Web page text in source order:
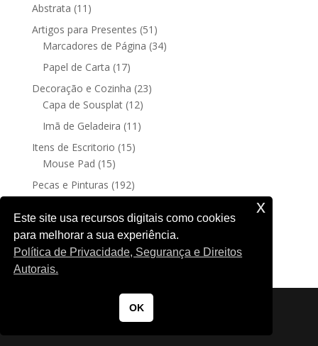
Abstrata 11 11
produtos
Artigos para Presentes 51 51
produtos
Marcadores de Página 3434
Papel de Carta 1717
produtos
Decoração e Cozinha 2323
Capa de Sousplat 1212
produtos
Imã de Geladeira 11 11
Itens de Escritorio 1515
Mouse Pad 1515
produtos
Pecas e Pinturas 192192
produtos
192
produtos
Posters sem moldura 44
produtos
Quadro Decorativo 188188
produtos
Este site usa recursos digitais como cookies
para melhorar a sua experiência.
Política de Privacidade, Segurança e Direitos
Autorais.
OK
x